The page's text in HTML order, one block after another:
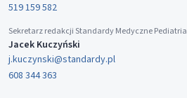
519 159 582
Sekretarz redakcji Standardy Medyczne Pediatria
Jacek Kuczyński
j.kuczynski@standardy.pl
608 344 363